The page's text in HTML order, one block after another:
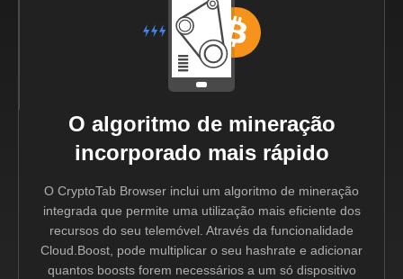
O algoritmo de mineração
incorporado mais rápido
O CryptoTab Browser inclui um algoritmo de mineração
integrada que permite uma utilização mais eficiente dos
recursos do seu telemóvel. Através da funcionalidade
Cloud.Boost, pode multiplicar o seu hashrate e adicionar
quantos boosts forem necessários a um só dispositivo